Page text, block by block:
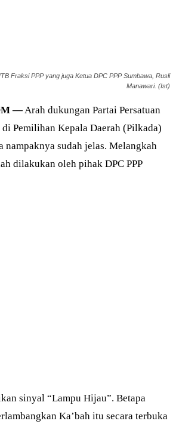
Fraksi PPP yang juga Ketua DPC PPP Sumbawa, Rusli
Manawari. (Ist)
—Arah dukungan Partai Persatuan
di Pemilihan Kepala Daerah (Pilkada)
nampaknya sudah jelas. Melangkah
dilakukan oleh pihak DPC PPP
sinyal “Lampu Hijau”. Betapa
Ka’bah itu secara terbuka